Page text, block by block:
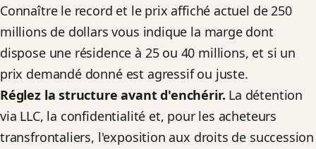
Connaître le record et le prix affiché actuel de 250
millions de dollars vous indique la marge dont
dispose une résidence à 25 ou 40 millions, et si un
prix demandé donné est agressif ou juste.
Réglez la structure avant d'enchérir. La détention
via LLC, la confidentialité et, pour les acheteurs
transfrontaliers, l'exposition aux droits de succession